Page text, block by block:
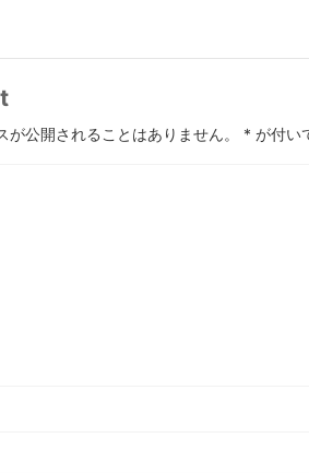
が公開されることはありません。 * が付い